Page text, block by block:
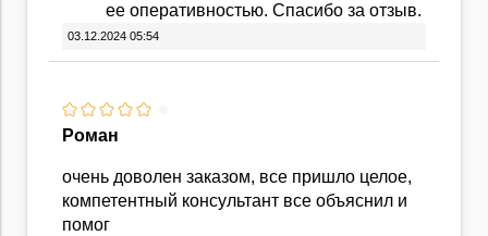
ее оперативностью. Спасибо за отзыв.
03.12.2024 05:54
Роман
очень доволен заказом, все пришло целое,
компетентный консультант все объяснил и
помог